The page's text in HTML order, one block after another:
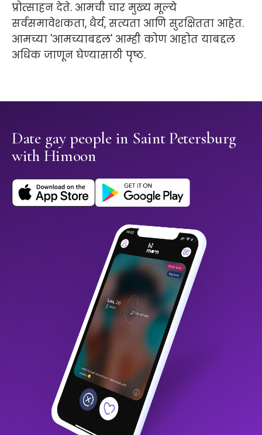
प्रोत्साहन देते. आमची चार मुख्य मूल्ये
सर्वसमावेशकता, धैर्य, सत्यता आणि सुरक्षितता आहेत.
आमच्या 'आमच्याबद्दल' आम्ही कोण आहोत याबद्दल
अधिक जाणून घेण्यासाठी पृष्ठ.
Date gay people in Saint Petersburg
with Himoon